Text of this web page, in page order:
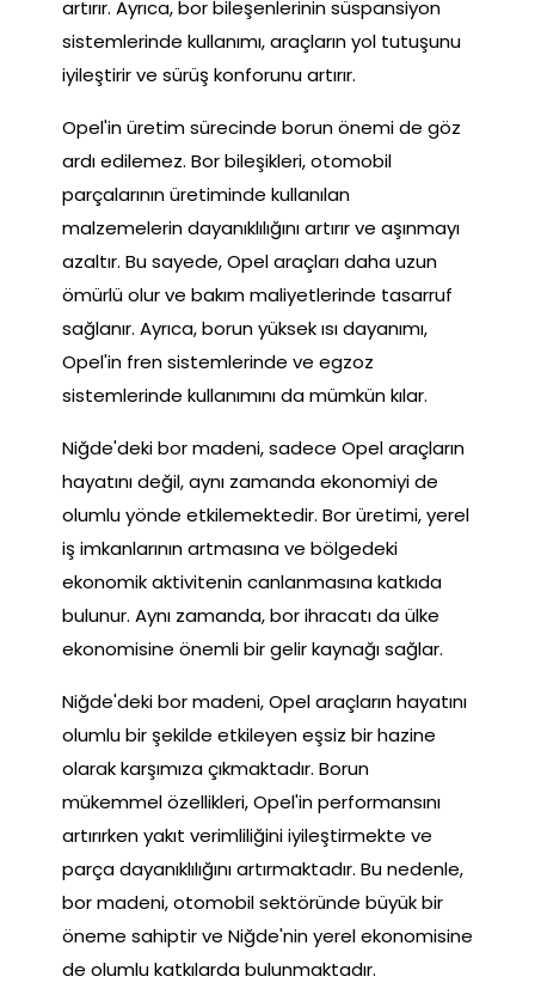
artırır. Ayrıca, bor bileşenlerinin süspansiyon
sistemlerinde kullanımı, araçların yol tutuşunu
iyileştirir ve sürüş konforunu artırır.
Opel'in üretim sürecinde borun önemi de göz
ardı edilemez. Bor bileşikleri, otomobil
parçalarının üretiminde kullanılan
malzemelerin dayanıklılığını artırır ve aşınmayı
azaltır. Bu sayede, Opel araçları daha uzun
ömürlü olur ve bakım maliyetlerinde tasarruf
sağlanır. Ayrıca, borun yüksek ısı dayanımı,
Opel'in fren sistemlerinde ve egzoz
sistemlerinde kullanımını da mümkün kılar.
Niğde'deki bor madeni, sadece Opel araçların
hayatını değil, aynı zamanda ekonomiyi de
olumlu yönde etkilemektedir. Bor üretimi, yerel
iş imkanlarının artmasına ve bölgedeki
ekonomik aktivitenin canlanmasına katkıda
bulunur. Aynı zamanda, bor ihracatı da ülke
ekonomisine önemli bir gelir kaynağı sağlar.
Niğde'deki bor madeni, Opel araçların hayatını
olumlu bir şekilde etkileyen eşsiz bir hazine
olarak karşımıza çıkmaktadır. Borun
mükemmel özellikleri, Opel'in performansını
artırırken yakıt verimliliğini iyileştirmekte ve
parça dayanıklılığını artırmaktadır. Bu nedenle,
bor madeni, otomobil sektöründe büyük bir
öneme sahiptir ve Niğde'nin yerel ekonomisine
de olumlu katkılarda bulunmaktadır.